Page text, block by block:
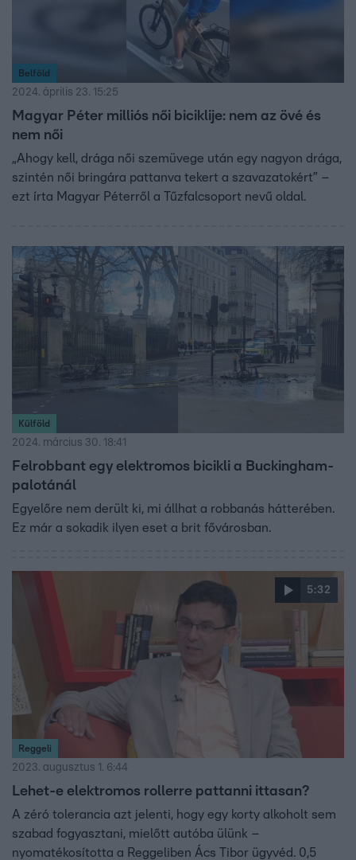
Belföld
2024. április 23. 15:25
Magyar Péter milliós női biciklije: nem az övé és
nem női
„Ahogy kell, drága női szemüvege után egy nagyon drága,
szintén női bringára pattanva tekert a szavazatokért” –
ezt írta Magyar Péterről a Tűzfalcsoport nevű oldal.
Külföld
2024. március 30. 18:41
Felrobbant egy elektromos bicikli a Buckingham-
palotánál
Egyelőre nem derült ki, mi állhat a robbanás hátterében.
Ez már a sokadik ilyen eset a brit fővárosban.
5:32
Reggeli
2023. augusztus 1. 6:44
Lehet-e elektromos rollerre pattanni ittasan?
A zéró tolerancia azt jelenti, hogy egy korty alkoholt sem
szabad fogyasztani, mielőtt autóba ülünk –
nyomatékosította a Reggeliben Ács Tibor ügyvéd. 0,5